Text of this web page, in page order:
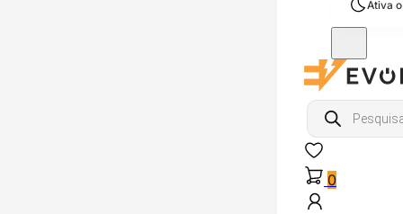
Ativa
Products
search
0